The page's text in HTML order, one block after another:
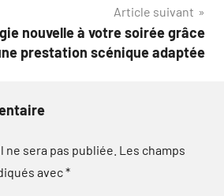
Article suivant
nouvelle à votre soirée grâce
prestation scénique adaptée
sera pas publiée. Les champs
avec*